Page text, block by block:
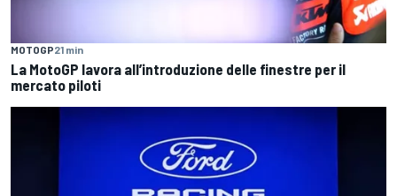
MOTOGP21 min
La MotoGP lavora all’introduzione delle finestre per il
mercato piloti